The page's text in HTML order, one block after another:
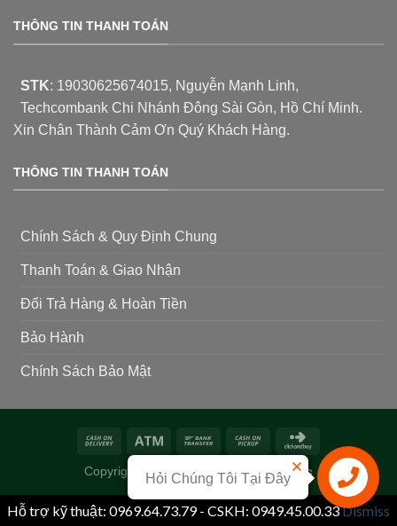
Hỏi Chúng Tôi Tại Đây
THÔNG TIN THANH TOÁN
STK: 19030625674015, Nguyễn Mạnh Linh,
Techcombank Chi Nhánh Đông Sài Gòn, Hồ Chí Minh.
Xin Chân Thành Cảm Ơn Quý Khách Hàng.
THÔNG TIN THANH TOÁN
Chính Sách & Quy Định Chung
Thanh Toán & Giao Nhận
Đổi Trả Hàng & Hoàn Tiền
Bảo Hành
Chính Sách Bảo Mật
Copyright 2026 © Siêu Thị Phân Thuốc
Hỗ trợ kỹ thuật: 0969.64.73.79 - CSKH: 0949.45.00.33Dismiss